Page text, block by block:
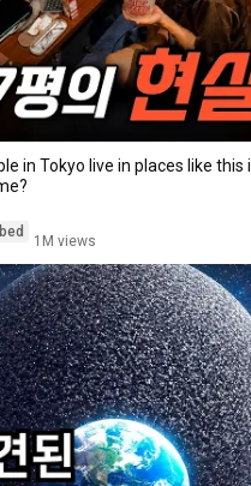
in Tokyo live in places like this
1M views